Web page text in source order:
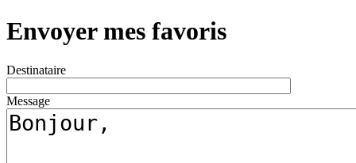
Envoyer mes favoris
Destinataire
Message